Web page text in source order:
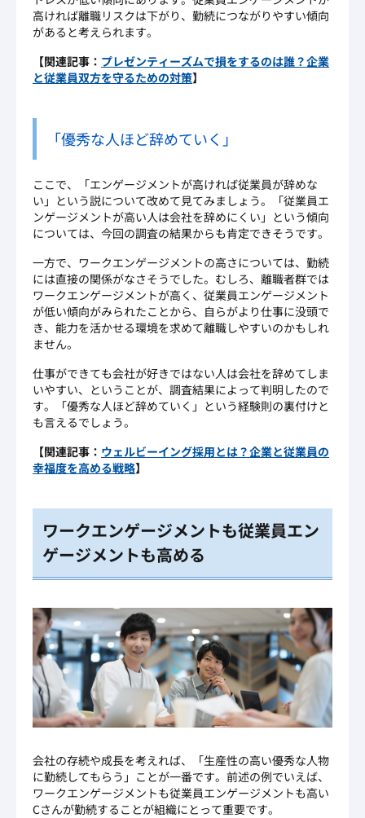
高ければ離職リスクは下がり、勤続につながりやすい傾向
があると考えられます。
【関連記事： プレゼンティーズムで損をするのは誰？企業
と従業員双方を守るための対策】
「優秀な人ほど辞めていく」
ここで、「エンゲージメントが高ければ従業員が辞めな
い」という説について改めて見てみましょう。「従業員エ
ンゲージメントが高い人は会社を辞めにくい」という傾向
については、今回の調査の結果からも肯定できそうです。
一方で、ワークエンゲージメントの高さについては、勤続
には直接の関係がなさそうでした。むしろ、離職者群では
ワークエンゲージメントが高く、従業員エンゲージメント
が低い傾向がみられたことから、自らがより仕事に没頭で
き、能力を活かせる環境を求めて離職しやすいのかもしれ
ません。
仕事ができても会社が好きではない人は会社を辞めてしま
いやすい、ということが、調査結果によって判明したので
す。「優秀な人ほど辞めていく」という経験則の裏付けと
も言えるでしょう。
【関連記事： ウェルビーイング採用とは？企業と従業員の
幸福度を高める戦略】
ワークエンゲージメントも従業員エン
ゲージメントも高める
会社の存続や成長を考えれば、「生産性の高い優秀な人物
に勤続してもらう」ことが一番です。前述の例でいえば、
ワークエンゲージメントも従業員エンゲージメントも高い
Cさんが勤続することが組織にとって重要です。